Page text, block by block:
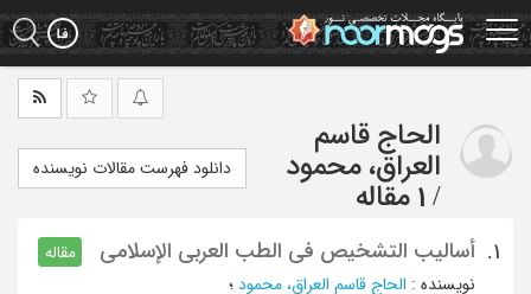
Skip
to
main
الحاج قاسم
العراق، محمود
/ 1 مقاله
دانلود فهرست مقالات نویسنده
1. أسالیب التشخیص فی الطب العربی الإسلامی
مقاله
نویسنده : الحاج قاسم العراق، محمود ؛